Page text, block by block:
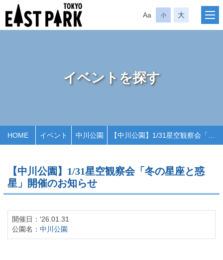
Aa 小 大
イベントを探す
HOME イベント 中川公園
【中川公園】1/31星空観察会「冬の星座と惑
星」開催のお知らせ
開催日：'26.01.31
公園名： 中川公園